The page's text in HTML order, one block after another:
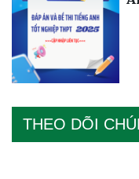
THEO DÕI